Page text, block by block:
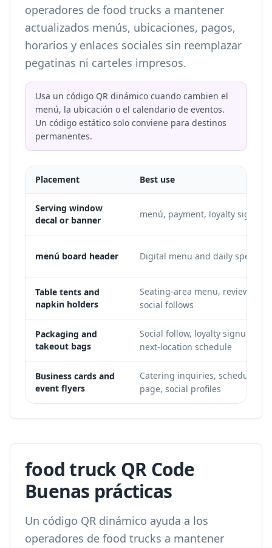
operadores de food trucks a mantener
actualizados menús, ubicaciones, pagos,
horarios y enlaces sociales sin reemplazar
pegatinas ni carteles impresos.
Usa un código QR dinámico cuando cambien el
menú, la ubicación o el calendario de eventos.
Un código estático solo conviene para destinos
permanentes.
Placement Best use
Serving window
decal or banner
menú, payment, loyalty signup
menú board header Digital menu and daily specials
Table tents and
napkin holders
Seating-area menu, reviews,
social follows
Packaging and
takeout bags
Social follow, loyalty signup,
next-location schedule
Business cards and
event flyers
Catering inquiries, schedule
page, social profiles
food truck QR Code
Buenas prácticas
Un código QR dinámico ayuda a los
operadores de food trucks a mantener